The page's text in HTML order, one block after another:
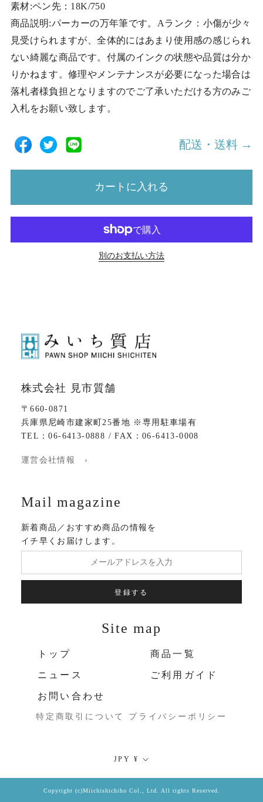
素材:ペン先：18K/750
商品説明:パーカーの万年筆です。Aランク：小傷が少々
見受けられますが、全体的にはあまり使用感の感じられ
ない綺麗な商品です。付属のインクの状態や品質は分か
りかねます。修理やメンテナンスが必要になった場合は
落札者様負担となりますのでご了承いただける方のみご
入札をお願い致します。
配送・送料 →
カートに入れる
別のお支払い方法
株式会社 見市質舗
〒660-0871
兵庫県尼崎市建家町25番地 ※専用駐車場有
TEL：06-6413-0888 / FAX：06-6413-0008
運営会社情報 ›
Mail magazine
新着商品／おすすめ商品の情報を
イチ早くお届けします。
登録する
Site map
トップ 商品一覧
ニュース ご利用ガイド
お問い合わせ
特定商取引について プライバシーポリシー
通
JPY ¥
Copyright (c)Miichishichiho Col., Ltd. All rights Reserved.